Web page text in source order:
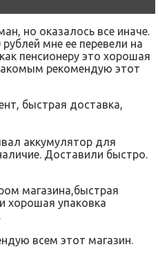
но оказалось все иначе.
мне ее перевели на
пенсионеру это хорошая
рекомендую этот
быстрая доставка,
аккумулятор для
Доставили быстро.
магазина,быстрая
хорошая упаковка
всем этот магазин.